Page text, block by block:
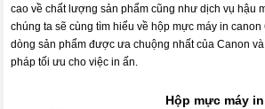
cao về chất lượng sản phẩm cũng như dịch vụ hậu
chúng ta sẽ cùng tìm hiểu về hộp mực máy in
dòng sản phẩm được ưa chuộng nhất của Canon
pháp tối ưu cho việc in ấn.
Hộp mực máy